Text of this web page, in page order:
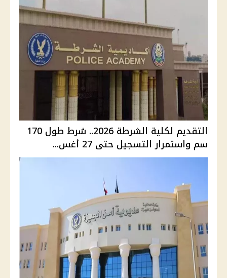
التقديم لكلية الشرطة 2026.. شرط طول 170
سم واستمرار التسجيل حتى 27 أغس...